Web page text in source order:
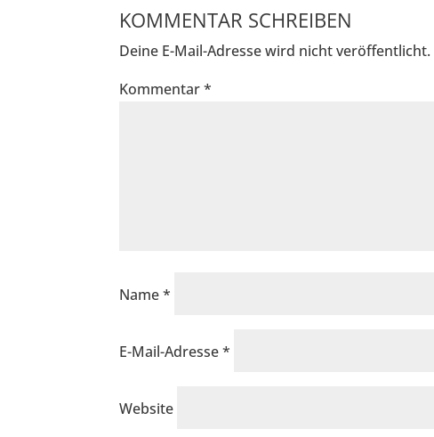
KOMMENTAR SCHREIBEN
Deine E-Mail-Adresse wird nicht veröffentlicht.
Kommentar*
Name*
E-Mail-Adresse*
Website